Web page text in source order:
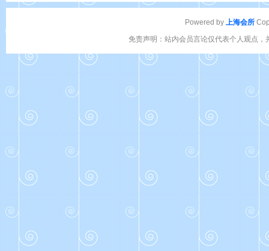
Powered by 上海会所
免责声明：站内会员言论仅代表个人观点